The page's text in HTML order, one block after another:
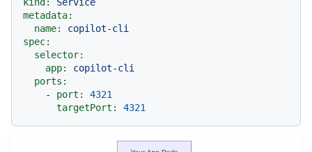
kind:
Service
metadata:
name:
copilot-cli
spec:
selector:
app:
copilot-cli
ports:
-
port:
4321
targetPort:
4321